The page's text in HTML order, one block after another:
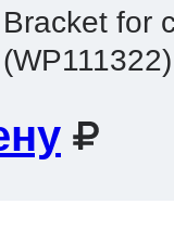
Bracket for
(WP111322)